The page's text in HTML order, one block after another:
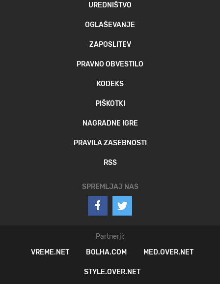
UREDNIŠTVO
OGLAŠEVANJE
ZAPOSLITEV
PRAVNO OBVESTILO
KODEKS
PIŠKOTKI
NAGRADNE IGRE
PRAVILA ZASEBNOSTI
RSS
SPREMLJAJ NAS
Partnerji:
VREME.NET
BOLHA.COM MED.OVER.NET
STYLE.OVER.NET